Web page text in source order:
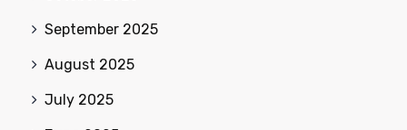
September 2025
August 2025
July 2025